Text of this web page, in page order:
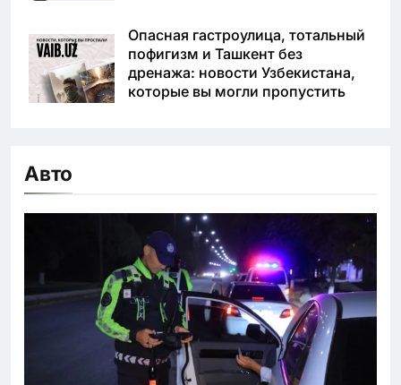
Опасная гастроулица, тотальный
пофигизм и Ташкент без
дренажа: новости Узбекистана,
которые вы могли пропустить
Авто